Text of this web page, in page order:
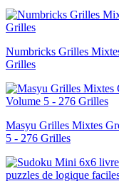
Numbricks Grilles
Grilles
Masyu Grilles Mixtes
5 - 276 Grilles